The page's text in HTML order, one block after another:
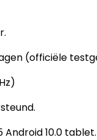
(officiële
Android 10.0